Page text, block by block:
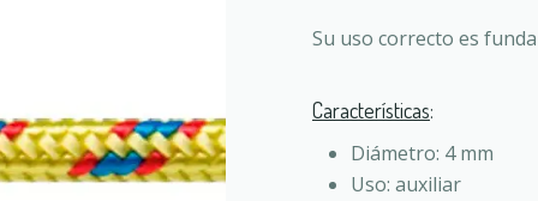
Su uso correcto es
Características:
Diámetro: 4 mm
Uso: auxiliar